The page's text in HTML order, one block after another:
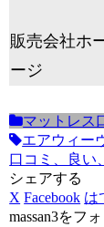
販売会社ホ
ージ
マットレス
エアウィー
口コミ、良い
シェアする
X Facebook は
massan3をフ